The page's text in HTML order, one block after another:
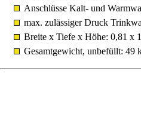
Anschlüsse Kalt- und
max. zulässiger Druck
Breite x Tiefe x Höhe: 0,81 x
Gesamtgewicht, unbefüllt: 49